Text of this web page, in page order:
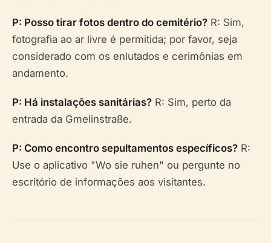
P: Posso tirar fotos dentro do cemitério? R: Sim,
fotografia ao ar livre é permitida; por favor, seja
considerado com os enlutados e cerimônias em
andamento.
P: Há instalações sanitárias? R: Sim, perto da
entrada da Gmelinstraße.
P: Como encontro sepultamentos específicos? R:
Use o aplicativo "Wo sie ruhen" ou pergunte no
escritório de informações aos visitantes.